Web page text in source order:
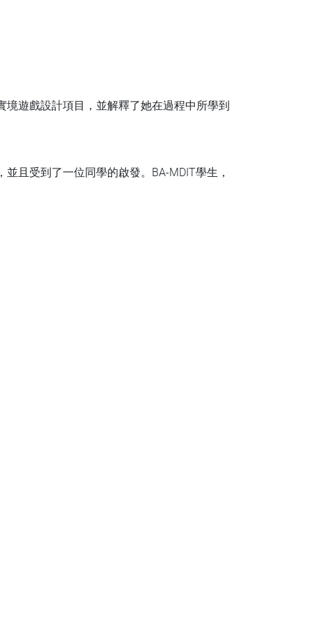
境遊戲設計項目，並解釋了她在過程中所學到
且受到了一位同學的啟發。BA-MDIT學生，